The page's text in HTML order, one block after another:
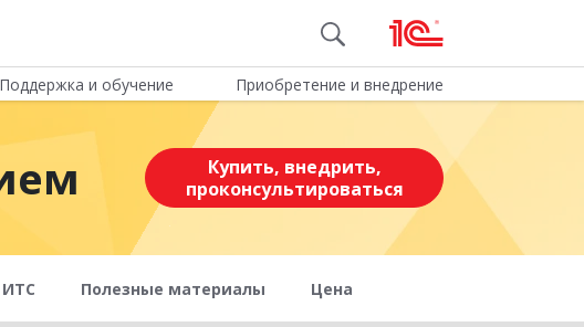
Поддержка и обучение Приобретение и внедрение
Купить, внедрить,
проконсультироваться
Полезные материалы Цена